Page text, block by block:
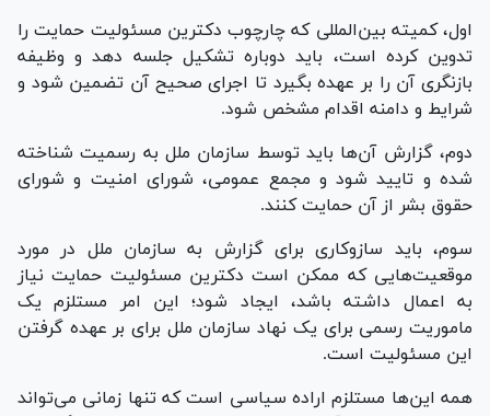
اول، کمیته بین‌المللی که چارچوب دکترین مسئولیت حمایت را
تدوین کرده است، باید دوباره تشکیل جلسه دهد و وظیفه
بازنگری آن را بر عهده بگیرد تا اجرای صحیح آن تضمین شود و
شرایط و دامنه اقدام مشخص شود.
دوم، گزارش آن‌ها باید توسط سازمان ملل به رسمیت شناخته
شده و تایید شود و مجمع عمومی، شورای امنیت و شورای
حقوق بشر از آن حمایت کنند.
سوم، باید سازوکاری برای گزارش به سازمان ملل در مورد
موقعیت‌هایی که ممکن است دکترین مسئولیت حمایت نیاز
به اعمال داشته باشد، ایجاد شود؛ این امر مستلزم یک
ماموریت رسمی برای یک نهاد سازمان ملل برای بر عهده گرفتن
این مسئولیت است.
همه این‌ها مستلزم اراده سیاسی است که تنها زمانی می‌تواند